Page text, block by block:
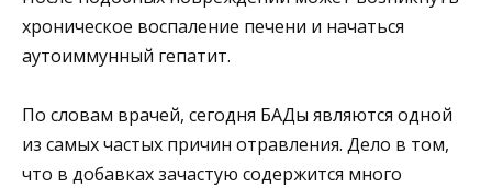
хроническое воспаление печени и начаться
аутоиммунный гепатит.
По словам врачей, сегодня БАДы являются одной
из самых частых причин отравления. Дело в том,
что в добавках зачастую содержится много